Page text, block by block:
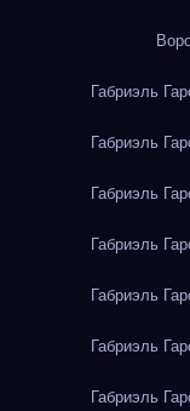
Габриэль
Габриэль
Габриэль
Габриэль
Габриэль
Габриэль
Габриэль